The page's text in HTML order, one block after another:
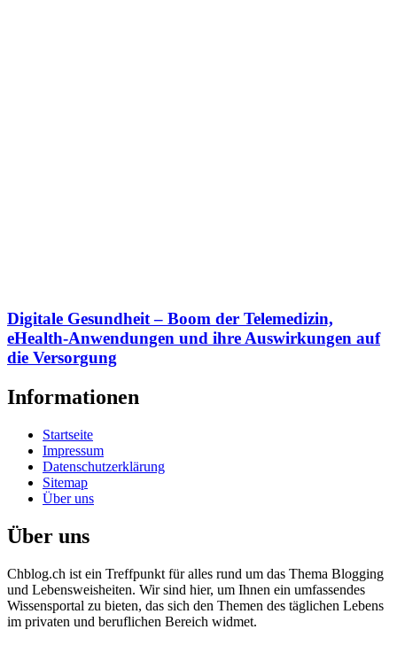
Digitale Gesundheit – Boom der Telemedizin,
eHealth-Anwendungen und ihre Auswirkungen auf
die Versorgung
Informationen
Startseite
Impressum
Datenschutzerklärung
Sitemap
Über uns
Über uns
Chblog.ch ist ein Treffpunkt für alles rund um das Thema Blogging
und Lebensweisheiten. Wir sind hier, um Ihnen ein umfassendes
Wissensportal zu bieten, das sich den Themen des täglichen Lebens
im privaten und beruflichen Bereich widmet.